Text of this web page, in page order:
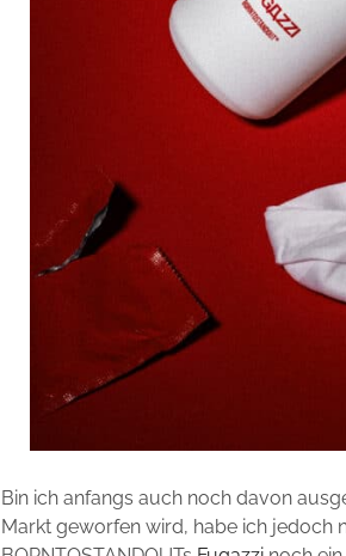
Bin ich anfangs auch noch davon
Markt geworfen wird, habe ich jedoch